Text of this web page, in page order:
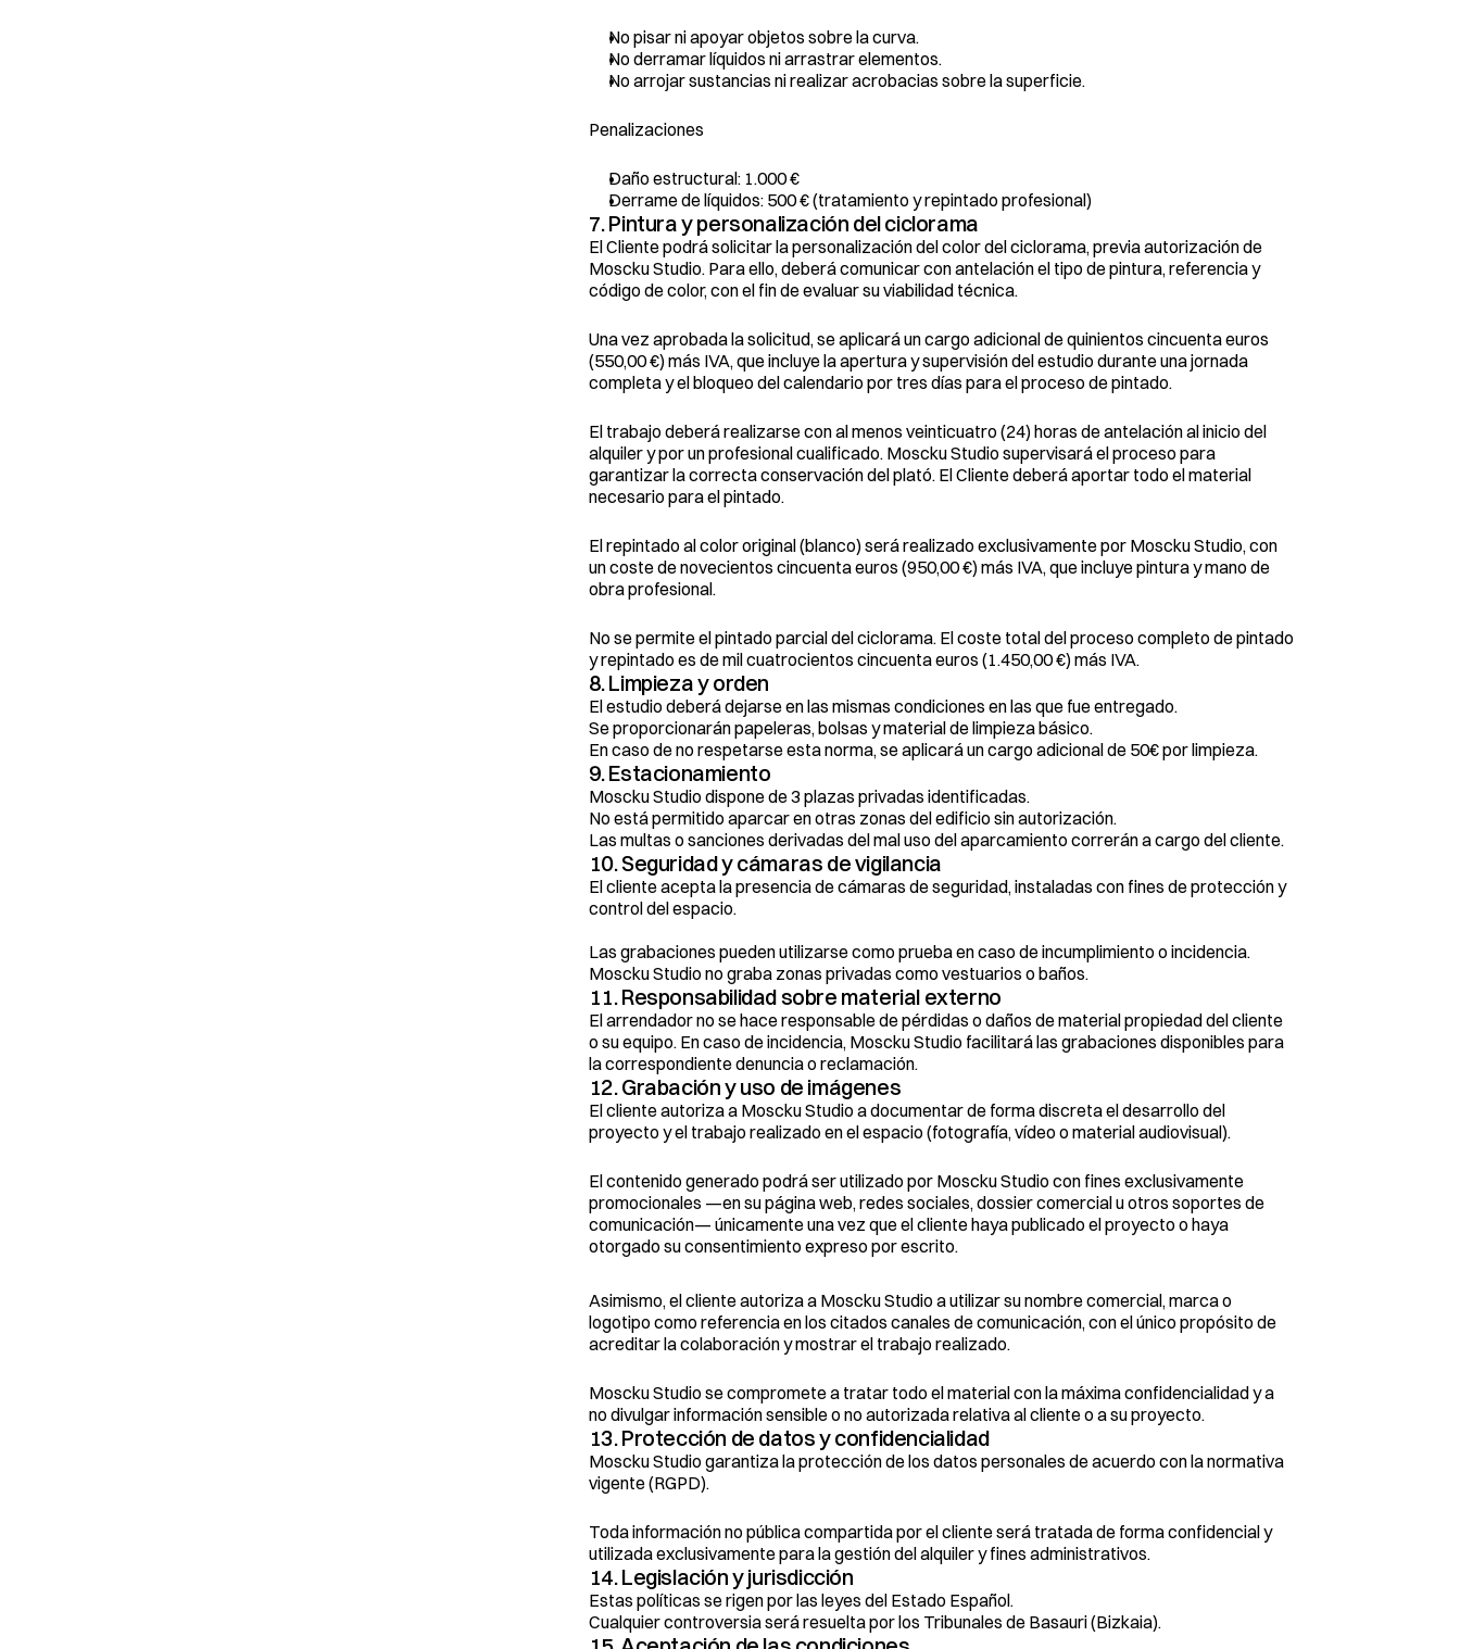
No pisar ni apoyar objetos sobre la curva.
No derramar líquidos ni arrastrar elementos.
No arrojar sustancias ni realizar acrobacias sobre la superficie.
Penalizaciones
Daño estructural: 1.000 €
Derrame de líquidos: 500 € (tratamiento y repintado profesional)
7. Pintura y personalización del ciclorama
El Cliente podrá solicitar la personalización del color del ciclorama, previa autorización de
Moscku Studio. Para ello, deberá comunicar con antelación el tipo de pintura, referencia y
código de color, con el fin de evaluar su viabilidad técnica.
Una vez aprobada la solicitud, se aplicará un cargo adicional de quinientos cincuenta euros
(550,00 €) más IVA, que incluye la apertura y supervisión del estudio durante una jornada
completa y el bloqueo del calendario por tres días para el proceso de pintado.
El trabajo deberá realizarse con al menos veinticuatro (24) horas de antelación al inicio del
alquiler y por un profesional cualificado. Moscku Studio supervisará el proceso para
garantizar la correcta conservación del plató. El Cliente deberá aportar todo el material
necesario para el pintado.
El repintado al color original (blanco) será realizado exclusivamente por Moscku Studio, con
un coste de novecientos cincuenta euros (950,00 €) más IVA, que incluye pintura y mano de
obra profesional.
No se permite el pintado parcial del ciclorama. El coste total del proceso completo de pintado
y repintado es de mil cuatrocientos cincuenta euros (1.450,00 €) más IVA.
8. Limpieza y orden
El estudio deberá dejarse en las mismas condiciones en las que fue entregado.
Se proporcionarán papeleras, bolsas y material de limpieza básico.
En caso de no respetarse esta norma, se aplicará un cargo adicional de 50€ por limpieza.
9. Estacionamiento
Moscku Studio dispone de 3 plazas privadas identificadas.
No está permitido aparcar en otras zonas del edificio sin autorización.
Las multas o sanciones derivadas del mal uso del aparcamiento correrán a cargo del cliente.
10. Seguridad y cámaras de vigilancia
El cliente acepta la presencia de cámaras de seguridad, instaladas con fines de protección y
control del espacio.
Las grabaciones pueden utilizarse como prueba en caso de incumplimiento o incidencia.
Moscku Studio no graba zonas privadas como vestuarios o baños.
11. Responsabilidad sobre material externo
El arrendador no se hace responsable de pérdidas o daños de material propiedad del cliente
o su equipo. En caso de incidencia, Moscku Studio facilitará las grabaciones disponibles para
la correspondiente denuncia o reclamación.
12. Grabación y uso de imágenes
El cliente autoriza a Moscku Studio a documentar de forma discreta el desarrollo del
proyecto y el trabajo realizado en el espacio (fotografía, vídeo o material audiovisual).
El contenido generado podrá ser utilizado por Moscku Studio con fines exclusivamente
promocionales —en su página web, redes sociales, dossier comercial u otros soportes de
comunicación— únicamente una vez que el cliente haya publicado el proyecto o haya
otorgado su consentimiento expreso por escrito.
Asimismo, el cliente autoriza a Moscku Studio a utilizar su nombre comercial, marca o
logotipo como referencia en los citados canales de comunicación, con el único propósito de
acreditar la colaboración y mostrar el trabajo realizado.
Moscku Studio se compromete a tratar todo el material con la máxima confidencialidad y a
no divulgar información sensible o no autorizada relativa al cliente o a su proyecto.
13. Protección de datos y confidencialidad
Moscku Studio garantiza la protección de los datos personales de acuerdo con la normativa
vigente (RGPD).
Toda información no pública compartida por el cliente será tratada de forma confidencial y
utilizada exclusivamente para la gestión del alquiler y fines administrativos.
14. Legislación y jurisdicción
Estas políticas se rigen por las leyes del Estado Español.
Cualquier controversia será resuelta por los Tribunales de Basauri (Bizkaia).